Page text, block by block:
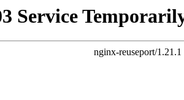
Service
nginx-reuseport/1.21.1